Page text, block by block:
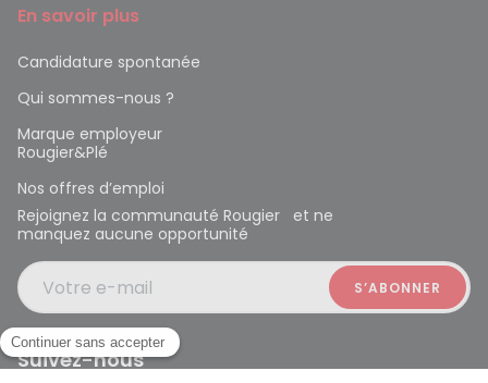
En savoir plus
Candidature spontanée
Qui sommes-nous ?
Marque employeur
Rougier&Plé
Nos offres d’emploi
Rejoignez la communauté Rougier et ne
manquez aucune opportunité
Votre e-mail
Suivez-nous